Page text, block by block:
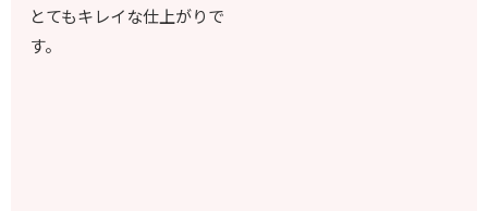
とてもキレイな仕上がりで
す。